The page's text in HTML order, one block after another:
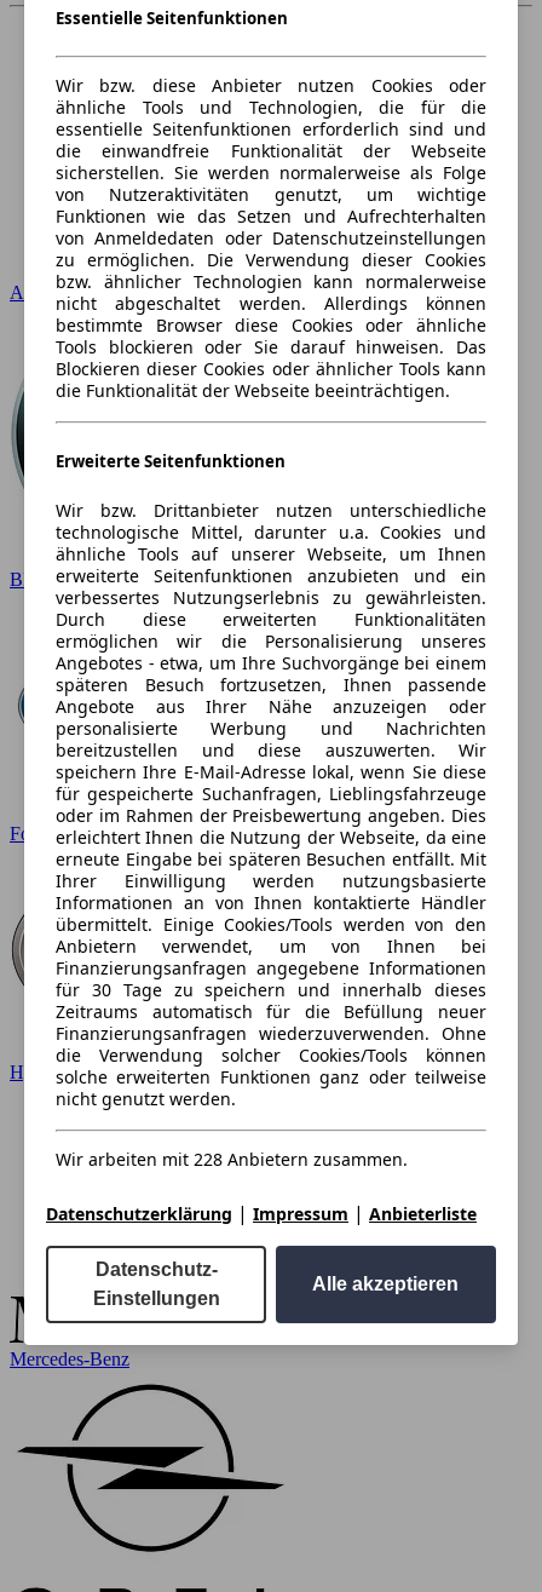
Audi
BMW
Ford
Hyundai
Mercedes-Benz
Essentielle Seitenfunktionen
Wir bzw. diese Anbieter nutzen Cookies oder
ähnliche Tools und Technologien, die für die
essentielle Seitenfunktionen erforderlich sind und
die einwandfreie Funktionalität der Webseite
sicherstellen. Sie werden normalerweise als Folge
von Nutzeraktivitäten genutzt, um wichtige
Funktionen wie das Setzen und Aufrechterhalten
von Anmeldedaten oder Datenschutzeinstellungen
zu ermöglichen. Die Verwendung dieser Cookies
bzw. ähnlicher Technologien kann normalerweise
nicht abgeschaltet werden. Allerdings können
bestimmte Browser diese Cookies oder ähnliche
Tools blockieren oder Sie darauf hinweisen. Das
Blockieren dieser Cookies oder ähnlicher Tools kann
die Funktionalität der Webseite beeinträchtigen.
Erweiterte Seitenfunktionen
Wir bzw. Drittanbieter nutzen unterschiedliche
technologische Mittel, darunter u.a. Cookies und
ähnliche Tools auf unserer Webseite, um Ihnen
erweiterte Seitenfunktionen anzubieten und ein
verbessertes Nutzungserlebnis zu gewährleisten.
Durch diese erweiterten Funktionalitäten
ermöglichen wir die Personalisierung unseres
Angebotes - etwa, um Ihre Suchvorgänge bei einem
späteren Besuch fortzusetzen, Ihnen passende
Angebote aus Ihrer Nähe anzuzeigen oder
personalisierte Werbung und Nachrichten
bereitzustellen und diese auszuwerten. Wir
speichern Ihre E-Mail-Adresse lokal, wenn Sie diese
für gespeicherte Suchanfragen, Lieblingsfahrzeuge
oder im Rahmen der Preisbewertung angeben. Dies
erleichtert Ihnen die Nutzung der Webseite, da eine
erneute Eingabe bei späteren Besuchen entfällt. Mit
Ihrer Einwilligung werden nutzungsbasierte
Informationen an von Ihnen kontaktierte Händler
übermittelt. Einige Cookies/Tools werden von den
Anbietern verwendet, um von Ihnen bei
Finanzierungsanfragen angegebene Informationen
für 30 Tage zu speichern und innerhalb dieses
Zeitraums automatisch für die Befüllung neuer
Finanzierungsanfragen wiederzuverwenden. Ohne
die Verwendung solcher Cookies/Tools können
solche erweiterten Funktionen ganz oder teilweise
nicht genutzt werden.
Wir arbeiten mit 228 Anbietern zusammen.
Datenschutzerklärung | Impressum | Anbieterliste
Datenschutz-
Einstellungen
Alle akzeptieren